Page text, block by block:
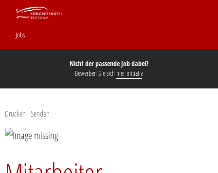
Jobs
Nicht der passende Job dabei?
Bewerben Sie sich hier initiativ.
Drucken Senden